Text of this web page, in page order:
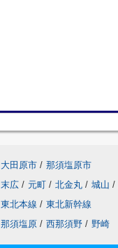
大田原市 / 那須塩原市
末広 / 元町 / 北金丸 / 城山 /
東北本線 / 東北新幹線
那須塩原 / 西那須野 / 野崎